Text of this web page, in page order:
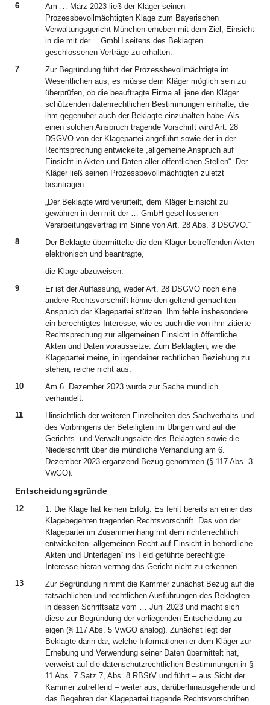
6
Am … März 2023 ließ der Kläger seinen
Prozessbevollmächtigten Klage zum Bayerischen
Verwaltungsgericht München erheben mit dem Ziel, Einsicht
in die mit der …GmbH seitens des Beklagten
geschlossenen Verträge zu erhalten.
7
Zur Begründung führt der Prozessbevollmächtigte im
Wesentlichen aus, es müsse dem Kläger möglich sein zu
überprüfen, ob die beauftragte Firma all jene den Kläger
schützenden datenrechtlichen Bestimmungen einhalte, die
ihm gegenüber auch der Beklagte einzuhalten habe. Als
einen solchen Anspruch tragende Vorschrift wird Art. 28
DSGVO von der Klagepartei angeführt sowie der in der
Rechtsprechung entwickelte „allgemeine Anspruch auf
Einsicht in Akten und Daten aller öffentlichen Stellen“. Der
Kläger ließ seinen Prozessbevollmächtigten zuletzt
beantragen
„Der Beklagte wird verurteilt, dem Kläger Einsicht zu
gewähren in den mit der … GmbH geschlossenen
Verarbeitungsvertrag im Sinne von Art. 28 Abs. 3 DSGVO.“
8
Der Beklagte übermittelte die den Kläger betreffenden Akten
elektronisch und beantragte,
die Klage abzuweisen.
9
Er ist der Auffassung, weder Art. 28 DSGVO noch eine
andere Rechtsvorschrift könne den geltend gemachten
Anspruch der Klagepartei stützen. Ihm fehle insbesondere
ein berechtigtes Interesse, wie es auch die von ihm zitierte
Rechtsprechung zur allgemeinen Einsicht in öffentliche
Akten und Daten voraussetze. Zum Beklagten, wie die
Klagepartei meine, in irgendeiner rechtlichen Beziehung zu
stehen, reiche nicht aus.
10
Am 6. Dezember 2023 wurde zur Sache mündlich
verhandelt.
11
Hinsichtlich der weiteren Einzelheiten des Sachverhalts und
des Vorbringens der Beteiligten im Übrigen wird auf die
Gerichts- und Verwaltungsakte des Beklagten sowie die
Niederschrift über die mündliche Verhandlung am 6.
Dezember 2023 ergänzend Bezug genommen (§ 117 Abs. 3
VwGO).
Entscheidungsgründe
12
1. Die Klage hat keinen Erfolg. Es fehlt bereits an einer das
Klagebegehren tragenden Rechtsvorschrift. Das von der
Klagepartei im Zusammenhang mit dem richterrechtlich
entwickelten „allgemeinen Recht auf Einsicht in behördliche
Akten und Unterlagen“ ins Feld geführte berechtigte
Interesse hieran vermag das Gericht nicht zu erkennen.
13
Zur Begründung nimmt die Kammer zunächst Bezug auf die
tatsächlichen und rechtlichen Ausführungen des Beklagten
in dessen Schriftsatz vom … Juni 2023 und macht sich
diese zur Begründung der vorliegenden Entscheidung zu
eigen (§ 117 Abs. 5 VwGO analog). Zunächst legt der
Beklagte darin dar, welche Informationen er dem Kläger zur
Erhebung und Verwendung seiner Daten übermittelt hat,
verweist auf die datenschutzrechtlichen Bestimmungen in §
11 Abs. 7 Satz 7, Abs. 8 RBStV und führt – aus Sicht der
Kammer zutreffend – weiter aus, darüberhinausgehende und
das Begehren der Klagepartei tragende Rechtsvorschriften